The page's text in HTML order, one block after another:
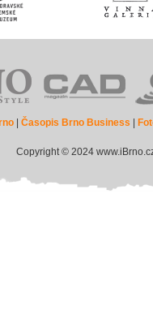
|Časopis Brno Business
Copyright © 2024